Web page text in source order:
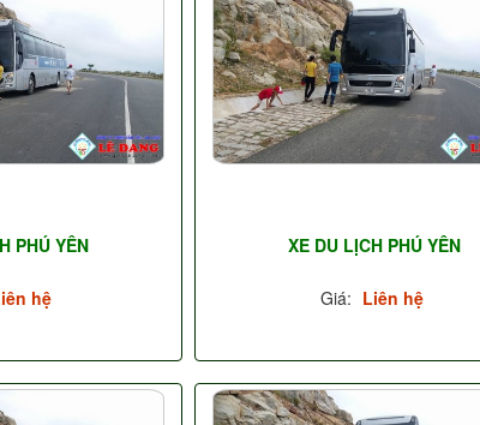
PHÚ YÊN
hệ
XE DU LỊCH PHÚ YÊN
Giá: Liên hệ